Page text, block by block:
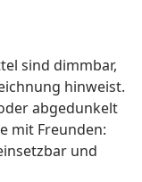
sind dimmbar,
hinweist.
abgedunkelt
mit Freunden:
und